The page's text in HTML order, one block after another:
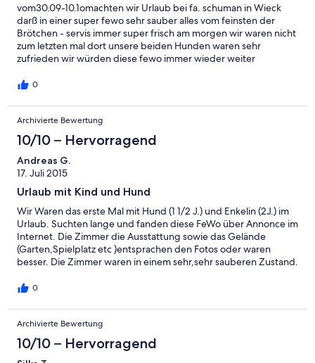
vom30.09-10.1omachten wir Urlaub bei fa. schuman in Wieck
darß in einer super fewo sehr sauber alles vom feinsten der
Brötchen - servis immer super frisch am morgen wir waren nicht
zum letzten mal dort unsere beiden Hunden waren sehr
zufrieden wir würden diese fewo immer wieder weiter
wilfriede - karl-heinz v. h mit pelle + lissy wou wou
0
Archivierte Bewertung
10/10 – Hervorragend
Andreas G.
17. Juli 2015
Urlaub mit Kind und Hund
Wir Waren das erste Mal mit Hund (1 1/2 J.) und Enkelin (2J.) im
Urlaub. Suchten lange und fanden diese FeWo über Annonce im
Internet. Die Zimmer die Ausstattung sowie das Gelände
(Garten,Spielplatz etc )entsprachen den Fotos oder waren
besser. Die Zimmer waren in einem sehr,sehr sauberen Zustand.
Urlauber mit Hund, für Kind und Hund war etwas dabei.Familie
uns fürsorglich. Dieses Ferienobjekt kann durch uns
uneingeschränkt weiterempfohlen werden. Wir kommen auf
jeden Fall wieder.
0
Archivierte Bewertung
10/10 – Hervorragend